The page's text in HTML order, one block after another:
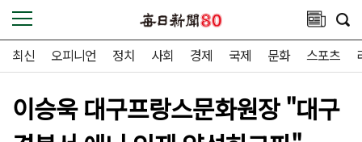
최신 오피니언 정치 사회 경제 국제 문화 스포츠
이승욱 대구프랑스문화원장 "대구